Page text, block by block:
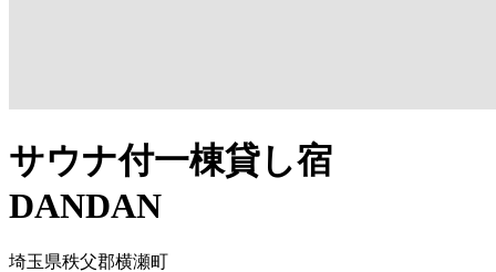
サウナ付一棟貸し宿
DANDAN
埼玉県秩父郡横瀬町